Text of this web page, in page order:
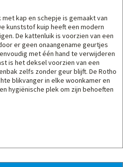
kap en schepje is gemaakt van
kunststof kuip heeft een modern
De kattenluik is voorzien van een
er geen onaangename geurtjes
met één hand te verwijderen
is het deksel voorzien van een
zelfs zonder geur blijft. De Rotho
blikvanger in elke woonkamer en
hygiënische plek om zijn behoeften